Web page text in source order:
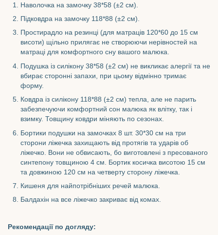
Наволочка на замочку 38*58 (±2 см).
Підковдра на замочку 118*88 (±2 см).
Простирадло на резинці (для матраців 120*60 до 15 см
висоти) щільно прилягає не створюючи нерівностей на
матраці для комфортного сну вашого малюка.
Подушка із силікону 38*58 (±2 см) не викликає алергії та не
вбирає сторонні запахи, при цьому відмінно тримає
форму.
Ковдра із силікону 118*88 (±2 см) тепла, але не парить
забезпечуючи комфортний сон малюка як влітку, так і
взимку. Товщину ковдри міняють по сезонах.
Бортики подушки на замочках 8 шт. 30*30 см на три
сторони ліжечка захищають від протягів та ударів об
ліжечко. Вони не обвисають, бо виготовлені з пресованого
синтепону товщиною 4 см. Бортик косичка висотою 15 см
та довжиною 120 см на четверту сторону ліжечка.
Кишеня для найпотрібніших речей малюка.
Балдахін на все ліжечко закриває від комах.
Рекомендації по догляду: